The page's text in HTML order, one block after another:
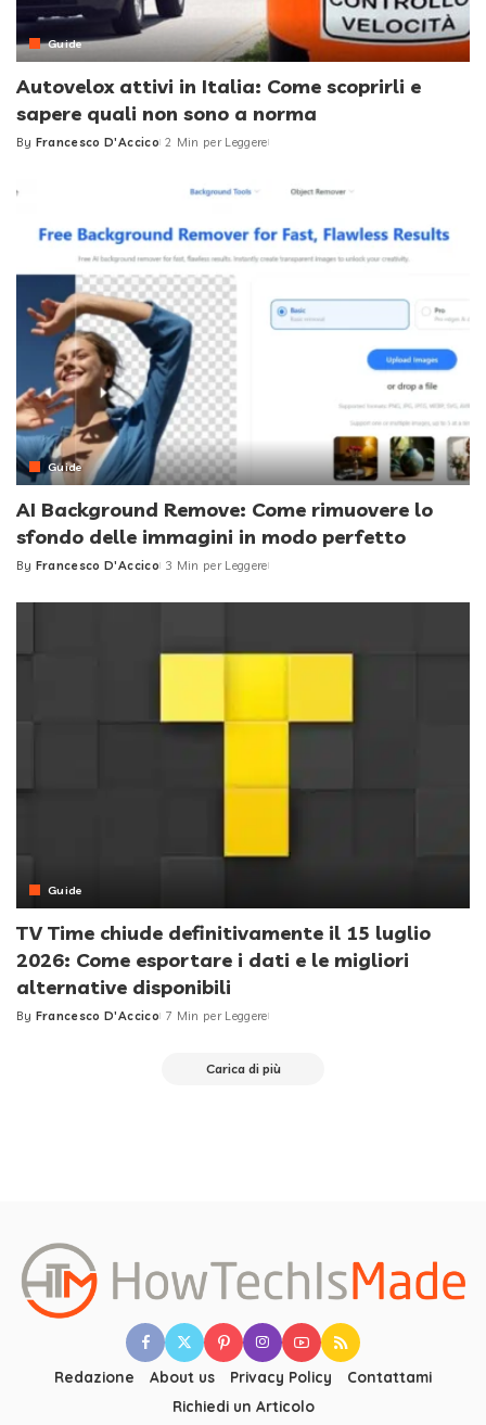
Guide
Autovelox attivi in Italia: Come scoprirli e
sapere quali non sono a norma
Posted
By Francesco D'Accico 2 Min per Leggere
Guide
AI Background Remove: Come rimuovere lo
sfondo delle immagini in modo perfetto
Posted
By Francesco D'Accico 3 Min per Leggere
Guide
TV Time chiude definitivamente il 15 luglio
2026: Come esportare i dati e le migliori
alternative disponibili
Posted
By Francesco D'Accico 7 Min per Leggere
Carica di più
Redazione About us Privacy Policy
Contattami
Richiedi un Articolo